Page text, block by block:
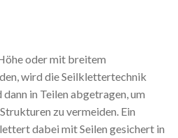
oder mit breitem
wird die Seilklettertechnik
in Teilen abgetragen, um
zu vermeiden. Ein
dabei mit Seilen gesichert in